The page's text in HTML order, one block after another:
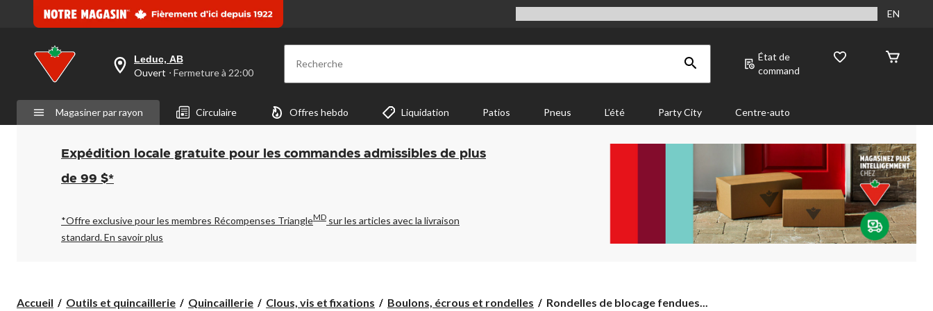
EN
votre
est
Leduc,
AB,
Ouvert,
Fermeture
à
pour
changer
Leduc, AB
Ouvert ⋅ Fermeture à 22:00 Recherche
État de
command
Magasiner par rayon Circulaire Offres hebdo Liquidation Patios Pneus L’été Party City Centre-auto
Expédition locale gratuite pour les commandes admissibles de plus
de 99 $*
*Offre exclusive pour les membres Récompenses TriangleMD sur les articles avec la livraison
standard.En savoir plus
Accueil Outils et quincaillerie Quincaillerie Clous, vis et fixations Boulons, écrous et rondelles
Rondelles
Rondelles de blocage fendues...